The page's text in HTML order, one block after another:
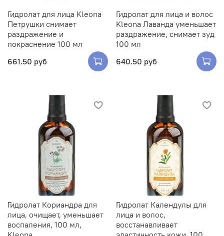
Гидролат для лица Kleona
Петрушки снимает
раздражение и
покраснение 100 мл
661.50 руб
Гидролат для лица и волос
Kleona Лаванда уменьшает
раздражение, снимает зуд
100 мл
640.50 руб
Гидролат Кориандра для
лица, очищает, уменьшает
воспаления, 100 мл,
Гидролат Календулы для
лица и волос,
восстанавливает